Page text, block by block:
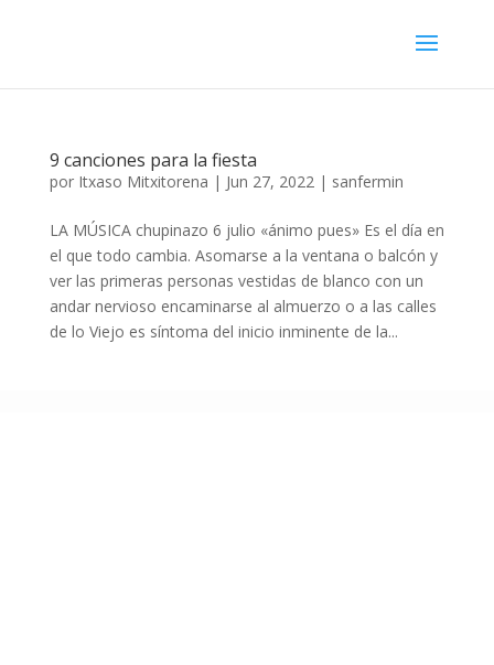
9 canciones para la fiesta
por Itxaso Mitxitorena | Jun 27, 2022| sanfermin
LA MÚSICA chupinazo 6 julio «ánimo pues» Es el día en
el que todo cambia. Asomarse a la ventana o balcón y
ver las primeras personas vestidas de blanco con un
andar nervioso encaminarse al almuerzo o a las calles
de lo Viejo es síntoma del inicio inminente de la...